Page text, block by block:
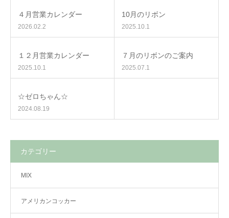
４月営業カレンダー
2026.02.2
10月のリボン
2025.10.1
１２月営業カレンダー
2025.10.1
７月のリボンのご案内
2025.07.1
☆ゼロちゃん☆
2024.08.19
カテゴリー
MIX
アメリカンコッカー